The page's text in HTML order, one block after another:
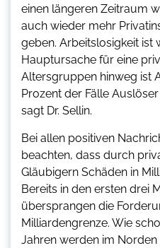
einen längeren Zeitraum
auch wieder mehr
geben. Arbeitslosigkeit ist
Hauptursache für eine
Altersgruppen hinweg ist
Prozent der Fälle
sagt Dr. Sellin.
Bei allen positiven
beachten, dass durch
Gläubigern Schäden in
Bereits in den ersten drei
übersprangen die
Milliardengrenze. Wie
Jahren werden im